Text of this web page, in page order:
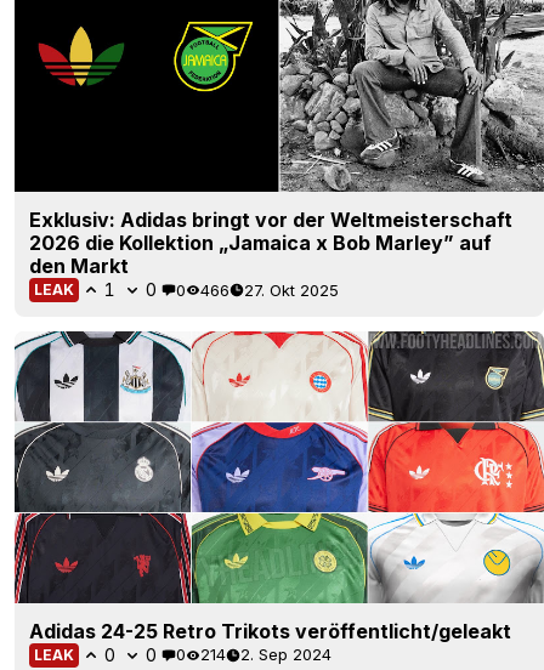
Exklusiv: Adidas bringt vor der Weltmeisterschaft
2026 die Kollektion „Jamaica x Bob Marley” auf
den Markt
LEAK 1 0 0 466 27. Okt 2025
Adidas 24-25 Retro Trikots veröffentlicht/geleakt
LEAK 0 0 0 214 2. Sep 2024